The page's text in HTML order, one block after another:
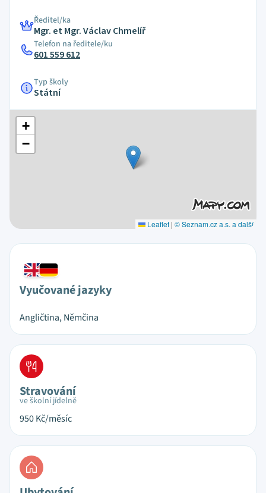
Ředitel/ka
Mgr. et Mgr. Václav Chmelíř
Telefon na ředitele/ku
601 559 612
Typ školy
Státní
+
−
Leaflet | © Seznam.cz a.s. a další
Vyučované jazyky
Angličtina, Němčina
Stravování
ve školní jídelně
950Kč/měsíc